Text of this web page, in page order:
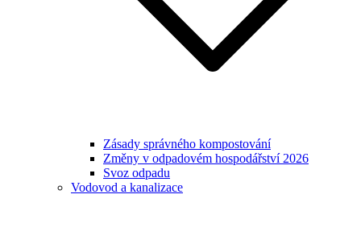
Zásady správného kompostování
Změny v odpadovém hospodářství 2026
Svoz odpadu
Vodovod a kanalizace